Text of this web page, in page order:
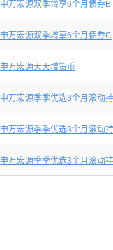
申万宏源双季增享6个月债券B
申万宏源双季增享6个月债券C
申万宏源天天增货币
申万宏源季季优选3个月滚动
申万宏源季季优选3个月滚动
申万宏源季季优选3个月滚动